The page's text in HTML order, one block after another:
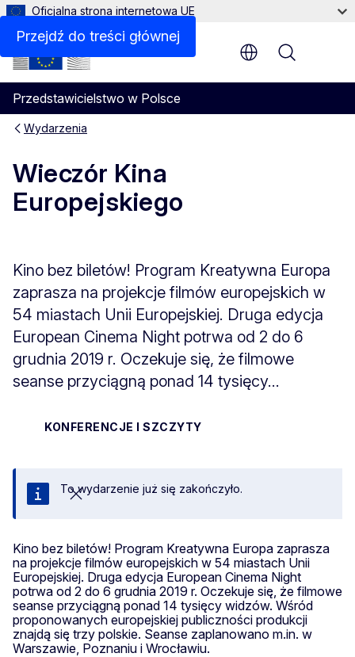
Przejdź do treści głównej
Oficjalna strona internetowa UE
Przedstawicielstwo w Polsce
Menu
Wydarzenia
Wieczór Kina
Europejskiego
Kino bez biletów! Program Kreatywna Europa
zaprasza na projekcje filmów europejskich w
54 miastach Unii Europejskiej. Druga edycja
European Cinema Night potrwa od 2 do 6
grudnia 2019 r. Oczekuje się, że filmowe
seanse przyciągną ponad 14 tysięcy...
KONFERENCJE I SZCZYTY
Zamknij
To wydarzenie już się zakończyło.
Kino bez biletów! Program Kreatywna Europa zaprasza
na projekcje filmów europejskich w 54 miastach Unii
Europejskiej. Druga edycja European Cinema Night
potrwa od 2 do 6 grudnia 2019 r. Oczekuje się, że filmowe
seanse przyciągną ponad 14 tysięcy widzów. Wśród
proponowanych europejskiej publiczności produkcji
znajdą się trzy polskie. Seanse zaplanowano m.in. w
Warszawie, Poznaniu i Wrocławiu.